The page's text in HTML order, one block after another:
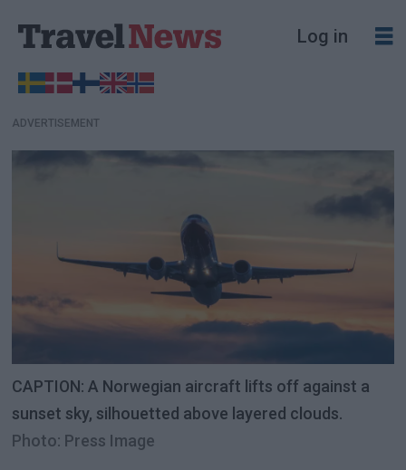
Log in
ADVERTISEMENT
CAPTION: A Norwegian aircraft lifts off against a
sunset sky, silhouetted above layered clouds.
Photo: Press Image